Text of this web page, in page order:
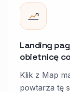
Landing
obietnicę co
Klik z Map
powtarza tę